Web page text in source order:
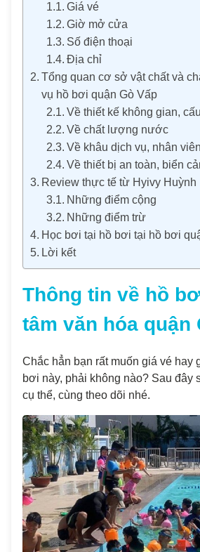
Giá vé
Giờ mở cửa
Số điện thoại
Địa chỉ
Tổng quan cơ sở vật chất và
vụ hồ bơi quận Gò Vấp
Về thiết kế không gian,
Về chất lượng nước
Về khâu dịch vụ, nhân
Về thiết bị an toàn, biển
Review thực tế từ Hyivy Huỳnh
Những điểm cộng
Những điểm trừ
Học bơi tại hồ bơi tại hồ bơi
Lời kết
Thông tin về hồ
tâm văn hóa quận
Chắc hẳn bạn rất muốn giá vé hay
bơi này, phải không nào? Sau đây
cụ thể, cùng theo dõi nhé.